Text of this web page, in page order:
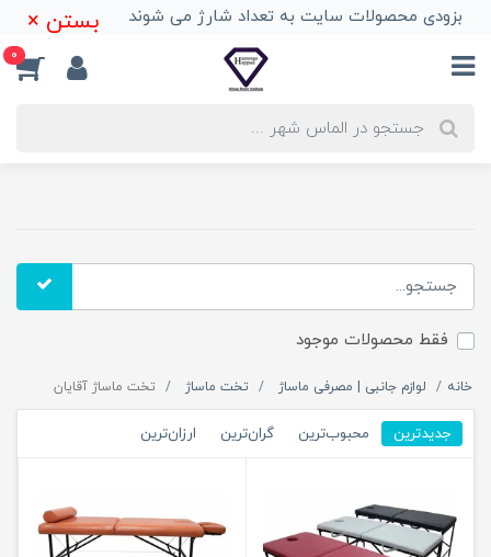
بزودی محصولات سایت به تعداد شارژ می شوند بستن ×
0
فقط محصولات موجود
خانه لوازم جانبی | مصرفی ماساژ تخت ماساژ تخت ماساژ آقایان
جدیدترین محبوب‌ترین گران‌ترین ارزان‌ترین